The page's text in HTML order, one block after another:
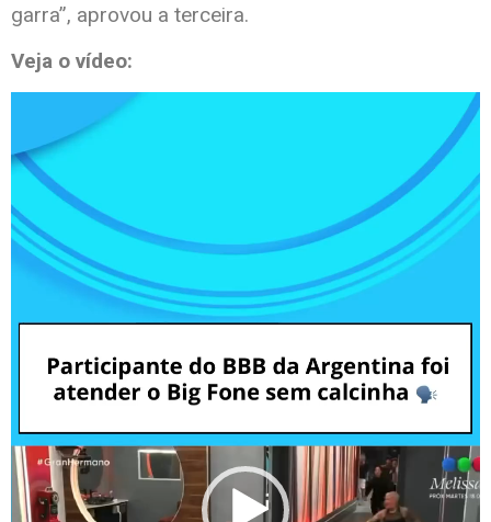
garra”, aprovou a terceira.
Veja o vídeo:
vídeo